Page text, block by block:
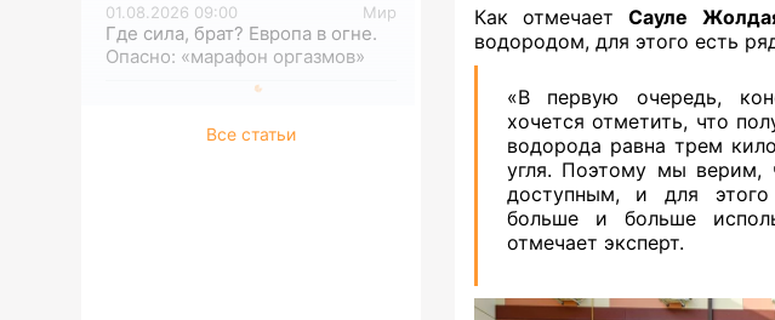
01.08.2026 09:00 Мир
Где сила, брат? Европа в огне.
Опасно: «марафон оргазмов»
Все статьи
Как отмечаетСауле
водородом, для этого есть
«В первую очередь,
хочется отметить, что
водорода равна трем
угля. Поэтому мы верим,
доступным, и для
больше и больше
отмечает эксперт.